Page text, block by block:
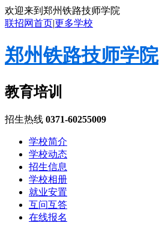
欢迎来到郑州铁路技师学院
联招网首页|更多学校
郑州铁路技师学院
教育培训
招生热线 0371-60255009
学校简介
学校动态
招生信息
学校相册
就业安置
互问互答
在线报名